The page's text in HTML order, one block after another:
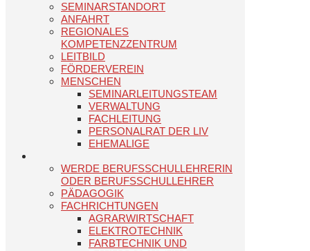
SEMINARSTANDORT
ANFAHRT
REGIONALES
KOMPETENZZENTRUM
LEITBILD
FÖRDERVEREIN
MENSCHEN
SEMINARLEITUNGSTEAM
VERWALTUNG
FACHLEITUNG
PERSONALRAT DER LIV
EHEMALIGE
WERDE BERUFSSCHULLEHRERIN
ODER BERUFSSCHULLEHRER
PÄDAGOGIK
FACHRICHTUNGEN
AGRARWIRTSCHAFT
ELEKTROTECHNIK
FARBTECHNIK UND